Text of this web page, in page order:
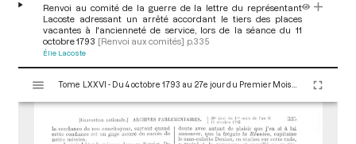
Renvoi au comité de la guerre de la lettre du représentant
Lacoste adressant un arrêté accordant le tiers des places
vacantes à l'ancienneté de service, lors de la séance du 11
octobre 1793 [Renvoi aux comités] p.335
Élie Lacoste
s